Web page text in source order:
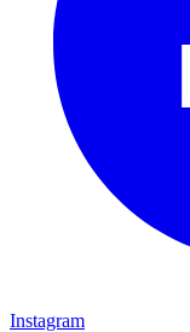
Instagram